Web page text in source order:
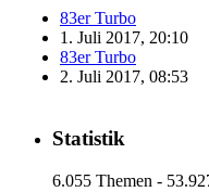
83er Turbo
1. Juli 2017, 20:10
83er Turbo
2. Juli 2017, 08:53
Statistik
6.055 Themen -